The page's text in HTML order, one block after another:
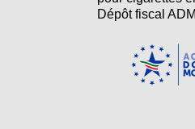
Dépôt fiscal